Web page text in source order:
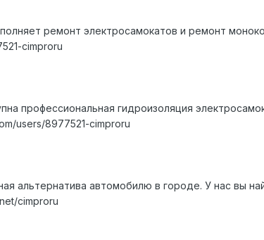
ремонт электросамокатов и ремонт
cimproru
профессиональная гидроизоляция
users/8977521-cimproru
альтернатива автомобилю в городе. У нас вы
cimproru